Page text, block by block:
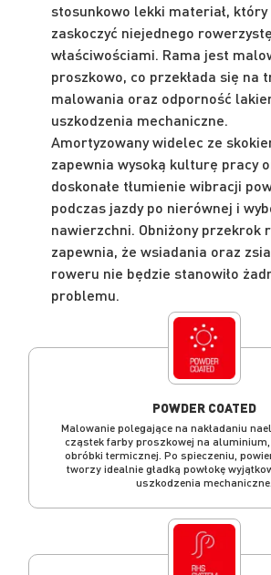
stosunkowo lekki materiał, który
zaskoczyć niejednego
właściwościami. Rama jest
proszkowo, co przekłada się na
malowania oraz odporność
uszkodzenia mechaniczne.
Amortyzowany widelec ze
zapewnia wysoką kulturę pracy
doskonałe tłumienie wibracji
podczas jazdy po nierównej i
nawierzchni. Obniżony przekrok
zapewnia, że wsiadania oraz
roweru nie będzie stanowiło
problemu.
POWDER COATED
Malowanie polegające na nakładaniu
cząstek farby proszkowej na
obróbki termicznej. Po spieczeniu,
tworzy idealnie gładką powłokę
uszkodzenia mechaniczne.